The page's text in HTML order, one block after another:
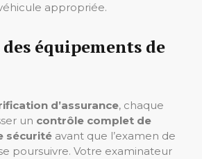
appropriée.
équipements de
d’assurance, chaque
un contrôle complet de
sécurité avant que l’examen de
poursuivre. Votre examinateur